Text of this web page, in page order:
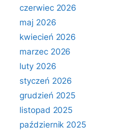
czerwiec 2026
maj 2026
kwiecień 2026
marzec 2026
luty 2026
styczeń 2026
grudzień 2025
listopad 2025
październik 2025